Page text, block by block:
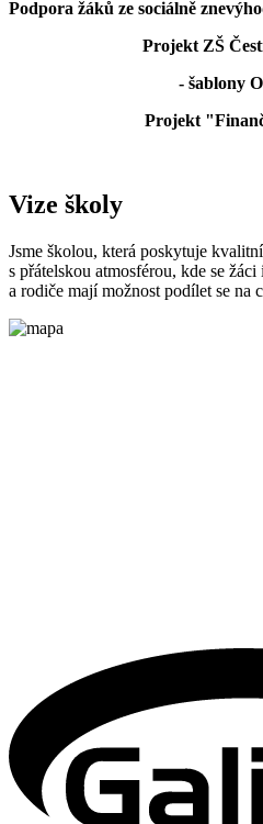
Podpora žáků ze sociálně
Projekt ZŠ
- šablony
Projekt
Vize školy
Jsme školou, která poskytuje
s přátelskou atmosférou, kde se
a rodiče mají možnost podílet se na